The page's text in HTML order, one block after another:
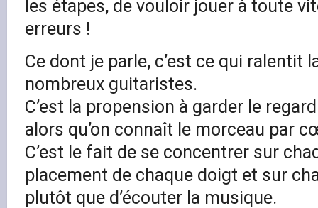
les étapes, de vouloir jouer à toute
erreurs !
Ce dont je parle, c’est ce qui ralentit
nombreux guitaristes.
C’est la propension à garder le
alors qu’on connaît le morceau par
C’est le fait de se concentrer sur
placement de chaque doigt et sur
plutôt que d’écouter la musique.